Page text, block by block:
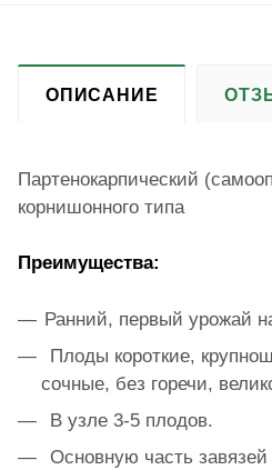
ОПИСАНИЕ
Партенокарпический
корнишонного типа
Преимущества:
Ранний, первый урожай
Плоды короткие,
сочные, без горечи,
В узле 3-5 плодов.
Основную часть